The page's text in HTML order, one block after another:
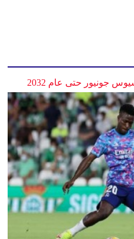
جونيور حتى عام 2032